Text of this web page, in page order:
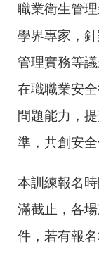
職業衛生管
學界專家，
管理實務等
在職職業安
問題能力，
準，共創安全
本訓練報名
滿截止，各
件，若有報